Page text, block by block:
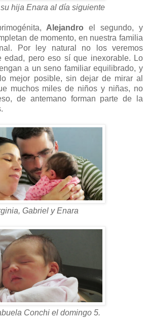
hija Enara al día siguiente
Alejandro el segundo, y
de momento, en nuestra familia
Por ley natural no los veremos
edad, pero eso sí que inexorable. Lo
a un seno familiar equilibrado, y
mejor posible, sin dejar de mirar al
muchos miles de niños y niñas, no
de antemano forman parte de la
Gabriel y Enara
Conchi el domingo 5.